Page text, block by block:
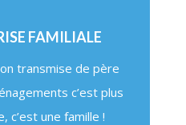
FAMILIALE
transmise de père
c’est plus
c’est une famille !